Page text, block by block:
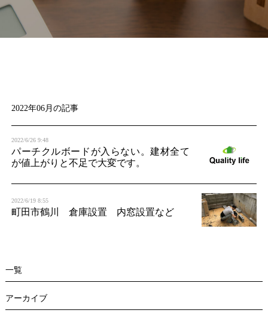
2022年06月の記事
2022/6/26 9:48
パーチクルボードが入らない。建材全て
が値上がりと不足で大変です。
2022/6/19 8:55
町田市鶴川 倉庫設置 内窓設置など
一覧
アーカイブ
i
i
o
n